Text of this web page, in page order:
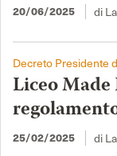
20/06/2025 di
Decreto Presidente
Liceo
25/02/2025 di